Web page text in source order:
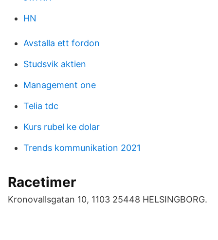
HN
Avstalla ett fordon
Studsvik aktien
Management one
Telia tdc
Kurs rubel ke dolar
Trends kommunikation 2021
Racetimer
Kronovallsgatan 10, 1103 25448 HELSINGBORG.